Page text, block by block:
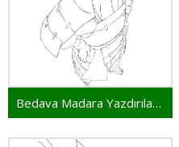
Bedava Madara Yazdırılabilir